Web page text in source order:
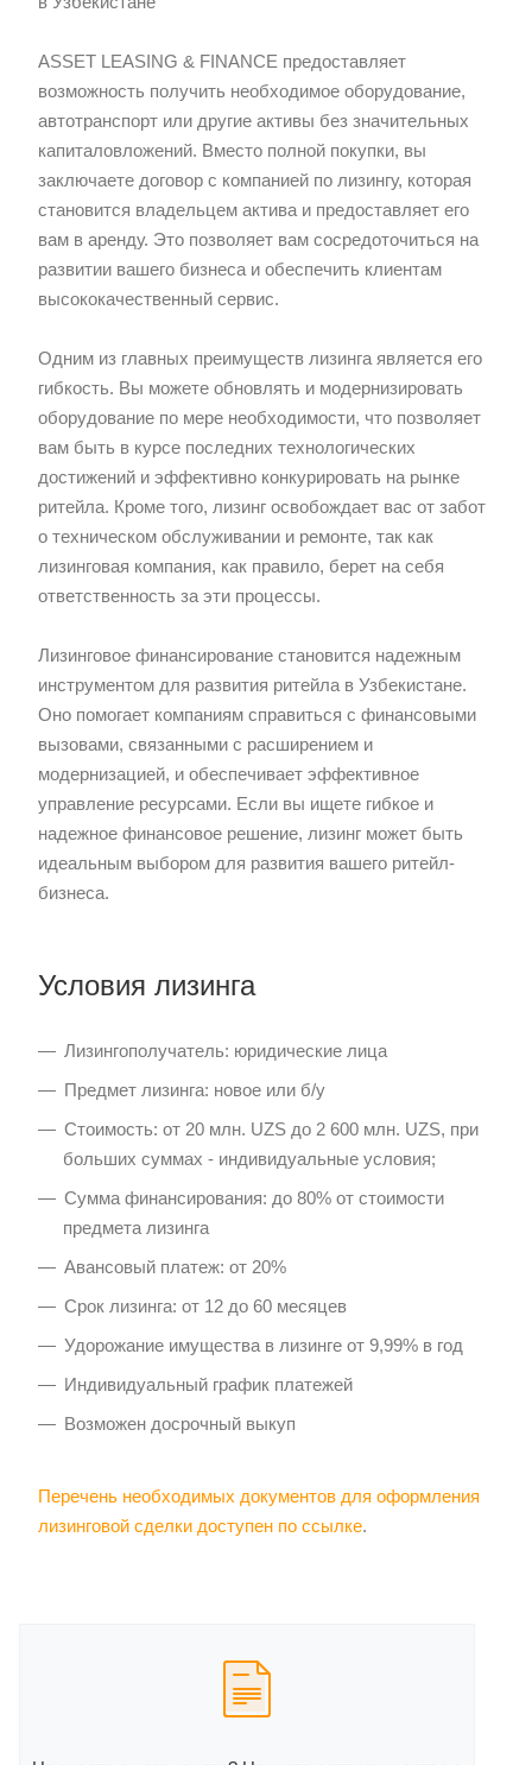
ASSET LEASING & FINANCE предоставляет
возможность получить необходимое оборудование,
автотранспорт или другие активы без значительных
капиталовложений. Вместо полной покупки, вы
заключаете договор с компанией по лизингу, которая
становится владельцем актива и предоставляет его
вам в аренду. Это позволяет вам сосредоточиться на
развитии вашего бизнеса и обеспечить клиентам
высококачественный сервис.
Одним из главных преимуществ лизинга является его
гибкость. Вы можете обновлять и модернизировать
оборудование по мере необходимости, что позволяет
вам быть в курсе последних технологических
достижений и эффективно конкурировать на рынке
ритейла. Кроме того, лизинг освобождает вас от забот
о техническом обслуживании и ремонте, так как
лизинговая компания, как правило, берет на себя
ответственность за эти процессы.
Лизинговое финансирование становится надежным
инструментом для развития ритейла в Узбекистане.
Оно помогает компаниям справиться с финансовыми
вызовами, связанными с расширением и
модернизацией, и обеспечивает эффективное
управление ресурсами. Если вы ищете гибкое и
надежное финансовое решение, лизинг может быть
идеальным выбором для развития вашего ритейл-
бизнеса.
Условия лизинга
Лизингополучатель: юридические лица
Предмет лизинга: новое или б/у
Стоимость: от 20 млн. UZS до 2 600 млн. UZS, при
больших суммах - индивидуальные условия;
Сумма финансирования: до 80% от стоимости
предмета лизинга
Авансовый платеж: от 20%
Срок лизинга: от 12 до 60 месяцев
Удорожание имущества в лизинге от 9,99% в год
Индивидуальный график платежей
Возможен досрочный выкуп
Перечень необходимых документов для оформления
лизинговой сделки доступен по ссылке.